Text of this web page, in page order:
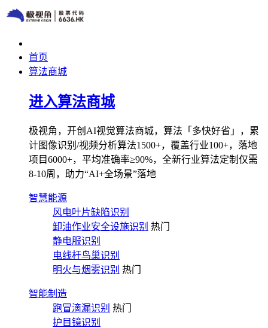
首页
算法商城
进入算法商城
极视角，开创AI视觉算法商城，算法「多快好省」，累
计图像识别/视频分析算法1500+，覆盖行业100+，落地
项目6000+，平均准确率≥90%，全新行业算法定制仅需
8-10周，助力“AI+全场景”落地
智慧能源
风电叶片缺陷识别
卸油作业安全设施识别 热门
静电服识别
电线杆鸟巢识别
明火与烟雾识别 热门
智能制造
跑冒滴漏识别 热门
护目镜识别